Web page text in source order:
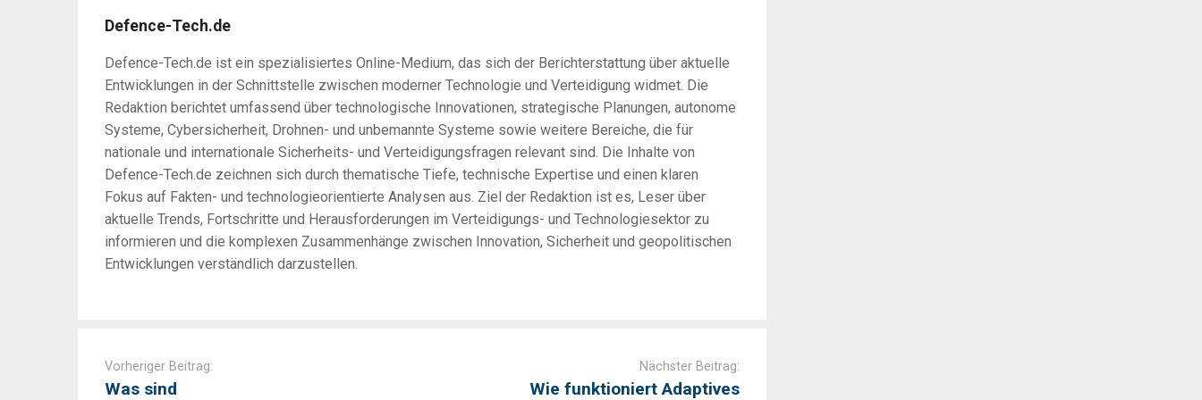
Defence-Tech.de
Defence-Tech.de ist ein spezialisiertes Online-Medium, das sich der Berichterstattung über aktuelle
Entwicklungen in der Schnittstelle zwischen moderner Technologie und Verteidigung widmet. Die
Redaktion berichtet umfassend über technologische Innovationen, strategische Planungen, autonome
Systeme, Cybersicherheit, Drohnen- und unbemannte Systeme sowie weitere Bereiche, die für
nationale und internationale Sicherheits- und Verteidigungsfragen relevant sind. Die Inhalte von
Defence-Tech.de zeichnen sich durch thematische Tiefe, technische Expertise und einen klaren
Fokus auf Fakten- und technologieorientierte Analysen aus. Ziel der Redaktion ist es, Leser über
aktuelle Trends, Fortschritte und Herausforderungen im Verteidigungs- und Technologiesektor zu
informieren und die komplexen Zusammenhänge zwischen Innovation, Sicherheit und geopolitischen
Entwicklungen verständlich darzustellen.
navigation
Vorheriger Beitrag:
Was sind
Nächster Beitrag:
Wie funktioniert Adaptives